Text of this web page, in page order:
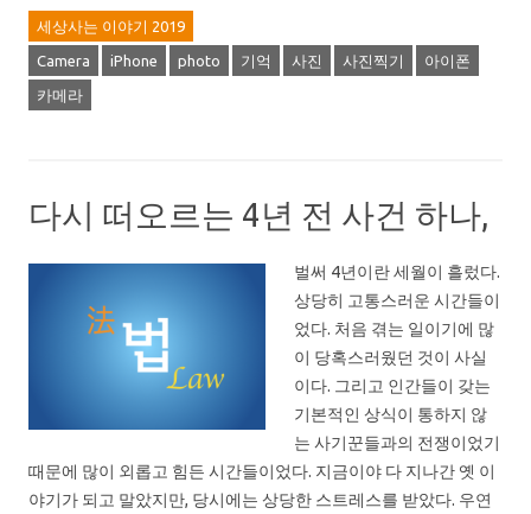
세상사는 이야기 2019
Camera iPhone photo 기억 사진 사진찍기 아이폰
카메라
다시 떠오르는 4년 전 사건 하나,
벌써 4년이란 세월이 흘렀다.
상당히 고통스러운 시간들이
었다. 처음 겪는 일이기에 많
이 당혹스러웠던 것이 사실
이다. 그리고 인간들이 갖는
기본적인 상식이 통하지 않
는 사기꾼들과의 전쟁이었기
때문에 많이 외롭고 힘든 시간들이었다. 지금이야 다 지나간 옛 이
야기가 되고 말았지만, 당시에는 상당한 스트레스를 받았다. 우연